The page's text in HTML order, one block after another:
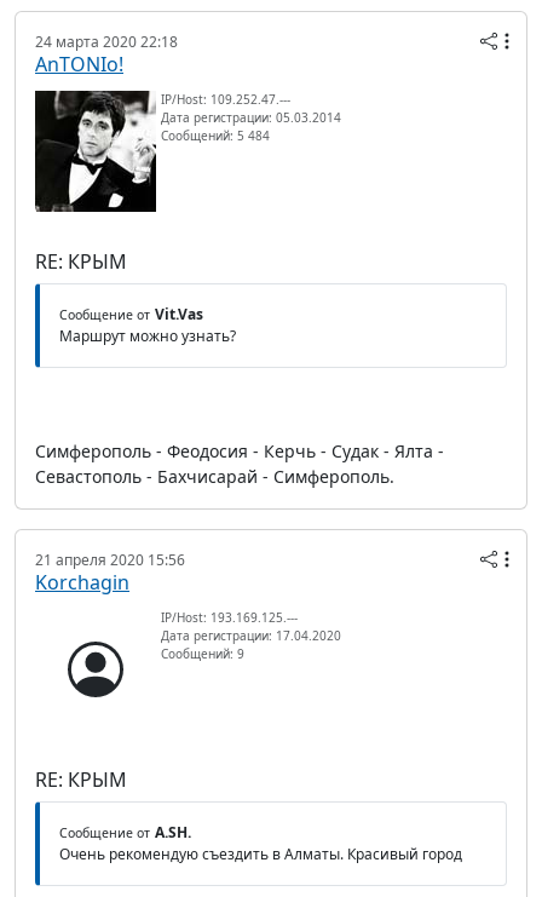
24 марта 2020 22:18
AnTONIo!
IP/Host: 109.252.47.---
Дата регистрации: 05.03.2014
Сообщений: 5 484
RE: КРЫМ
Сообщение от Vit.Vas
Маршрут можно узнать?
Симферополь - Феодосия - Керчь - Судак - Ялта -
Севастополь - Бахчисарай - Симферополь.
21 апреля 2020 15:56
Korchagin
IP/Host: 193.169.125.---
Дата регистрации: 17.04.2020
Сообщений: 9
RE: КРЫМ
Сообщение от A.SH.
Очень рекомендую съездить в Алматы. Красивый город